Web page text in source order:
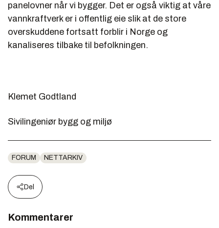
panelovner når vi bygger. Det er også viktig at våre
vannkraftverk er i offentlig eie slik at de store
overskuddene fortsatt forblir i Norge og
kanaliseres tilbake til befolkningen.
Klemet Godtland
Sivilingeniør bygg og miljø
FORUM NETTARKIV
Del
Kommentarer